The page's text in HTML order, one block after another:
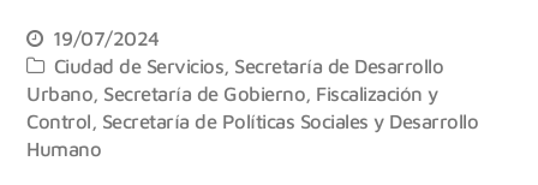
19/07/2024
Ciudad de Servicios Secretaría de Desarrollo
Urbano Secretaría de Gobierno, Fiscalización y
Control Secretaría de Políticas Sociales y Desarrollo
Humano